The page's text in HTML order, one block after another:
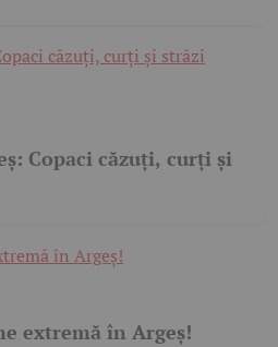
Copaci căzuți, curți și
extremă în Argeș!